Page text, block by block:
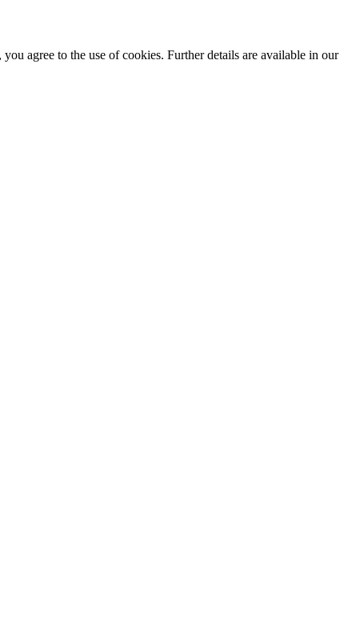
agree to the use of cookies. Further details are available in our